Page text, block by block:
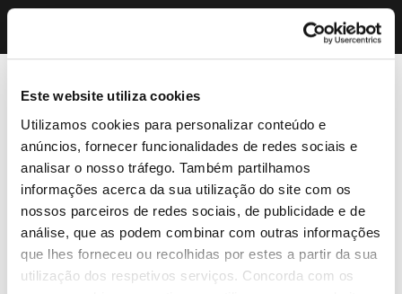
Este website utiliza cookies
Utilizamos cookies para personalizar conteúdo e
anúncios, fornecer funcionalidades de redes sociais e
analisar o nosso tráfego. Também partilhamos
informações acerca da sua utilização do site com os
nossos parceiros de redes sociais, de publicidade e de
análise, que as podem combinar com outras informações
que lhes forneceu ou recolhidas por estes a partir da sua
utilização dos respetivos serviços. Concorda com os